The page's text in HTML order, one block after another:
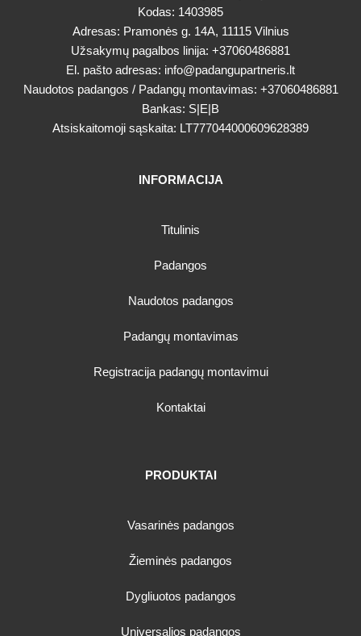
Kodas: 1403985
Adresas: Pramonės g. 14A, 11115 Vilnius
Užsakymų pagalbos linija: +37060486881
El. pašto adresas: info@padangupartneris.lt
Naudotos padangos / Padangų montavimas: +37060486881
Bankas: S|E|B
Atsiskaitomoji sąskaita: LT777044000609628389
INFORMACIJA
Titulinis
Padangos
Naudotos padangos
Padangų montavimas
Registracija padangų montavimui
Kontaktai
PRODUKTAI
Vasarinės padangos
Žieminės padangos
Dygliuotos padangos
Universalios padangos